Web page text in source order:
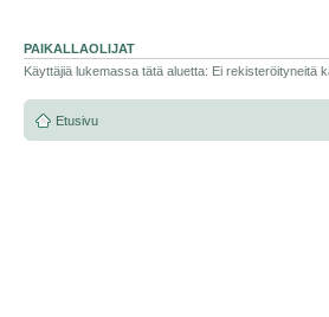
PAIKALLAOLIJAT
Käyttäjiä lukemassa tätä aluetta: Ei rekisteröityneitä
Etusivu